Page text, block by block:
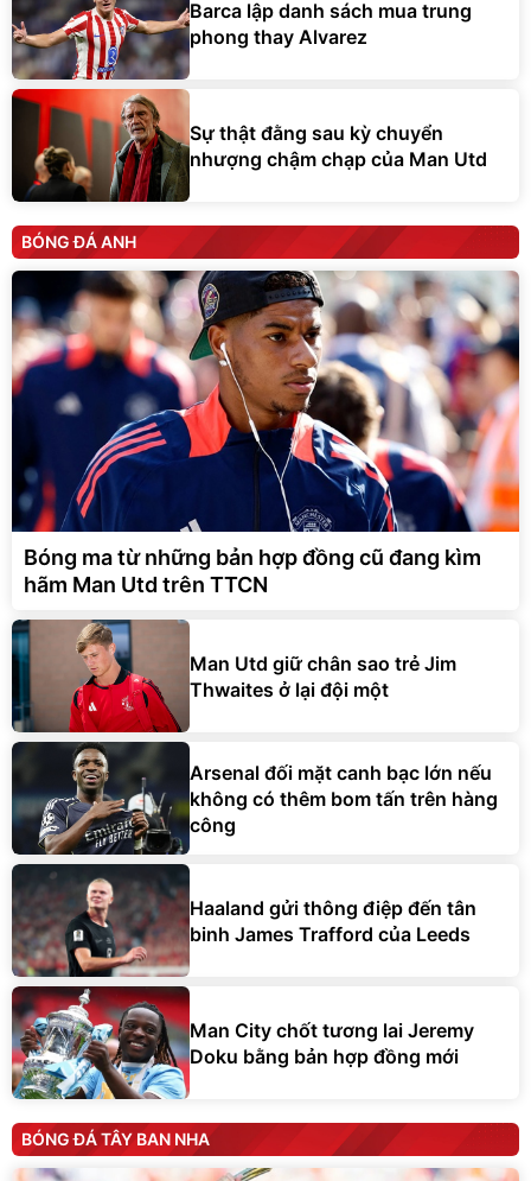
Barca lập danh sách mua trung
phong thay Alvarez
Sự thật đằng sau kỳ chuyển
nhượng chậm chạp của Man Utd
BÓNG ĐÁ ANH
Bóng ma từ những bản hợp đồng cũ đang kìm
hãm Man Utd trên TTCN
Man Utd giữ chân sao trẻ Jim
Thwaites ở lại đội một
Arsenal đối mặt canh bạc lớn nếu
không có thêm bom tấn trên hàng
công
Haaland gửi thông điệp đến tân
binh James Trafford của Leeds
Man City chốt tương lai Jeremy
Doku bằng bản hợp đồng mới
BÓNG ĐÁ TÂY BAN NHA